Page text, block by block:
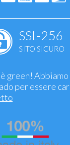
SSL-256
SITO SICURO
green!
per essere